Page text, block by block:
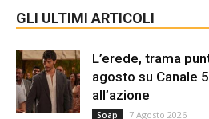
GLI ULTIMI ARTICOLI
L’erede, trama
agosto su Canale
all’azione
Soap 7 Agosto 2026